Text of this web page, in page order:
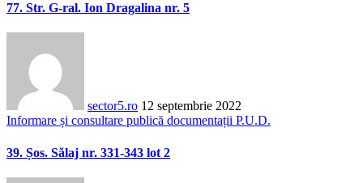
77. Str. G-ral. Ion Dragalina nr. 5
sector5.ro 12 septembrie 2022
Informare și consultare publică documentații P.U.D.
39. Șos. Sălaj nr. 331-343 lot 2